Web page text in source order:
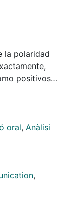
la polaridad
positivos
lingüística.
de los
se
el género
tiene
La
parte,
oral, Anàlisi
,